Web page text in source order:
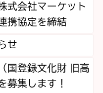
式会社マーケット
携協定を締結
せ
国登録文化財 旧高
募集します！